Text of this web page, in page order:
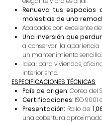
Renueva tus
molestias de una
Acabados con excelente
Una inversión que
a conservar la
un mantenimiento sencillo.
Ideal para viviendas,
interiorismo.
ESPECIFICACIONES TÉCNICAS
País de origen:Corea del
Certificaciones: ISO 9001
Presentación: Rollo de
una cobertura